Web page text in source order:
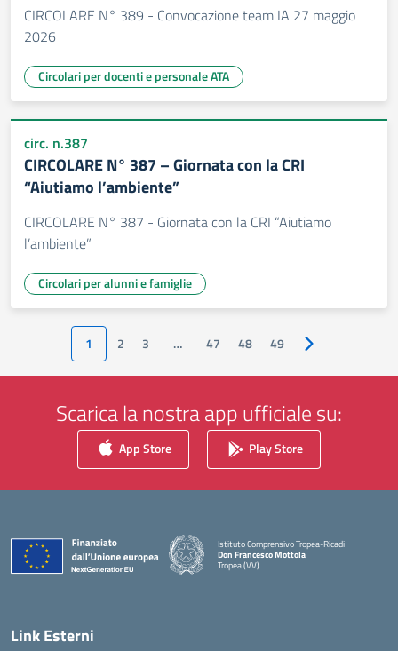
CIRCOLARE N° 389 - Convocazione team IA 27 maggio
2026
Circolari per docenti e personale ATA
circ. n.387
CIRCOLARE N° 387 – Giornata con la CRI
“Aiutiamo l’ambiente”
CIRCOLARE N° 387 - Giornata con la CRI “Aiutiamo
l’ambiente”
Circolari per alunni e famiglie
1 2 3 … 47 48 49 Pagina
Scarica la nostra app ufficiale su:
App Store Play Store
Istituto Comprensivo Tropea-Ricadi
Don Francesco Mottola
Tropea (VV)
— Visita la pagina iniziale della scuola
Link Esterni